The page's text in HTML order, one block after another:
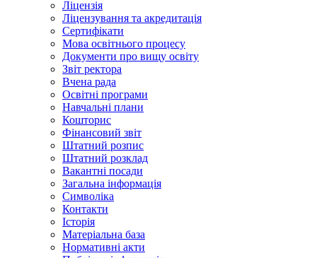
Ліцензія
Ліцензування та акредитація
Сертифікати
Мова освітнього процесу
Документи про вищу освіту
Звіт ректора
Вчена рада
Освітні програми
Навчальні плани
Кошторис
Фінансовий звіт
Штатний розпис
Штатний розклад
Вакантні посади
Загальна інформація
Символіка
Контакти
Історія
Матеріальна база
Нормативні акти